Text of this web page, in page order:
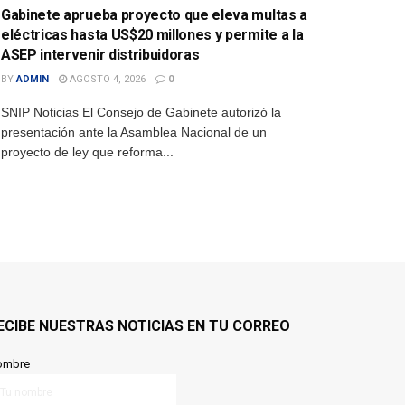
Gabinete aprueba proyecto que eleva multas a
eléctricas hasta US$20 millones y permite a la
ASEP intervenir distribuidoras
BY ADMIN AGOSTO 4, 2026 0
SNIP Noticias El Consejo de Gabinete autorizó la
presentación ante la Asamblea Nacional de un
proyecto de ley que reforma...
NUESTRAS NOTICIAS EN TU CORREO